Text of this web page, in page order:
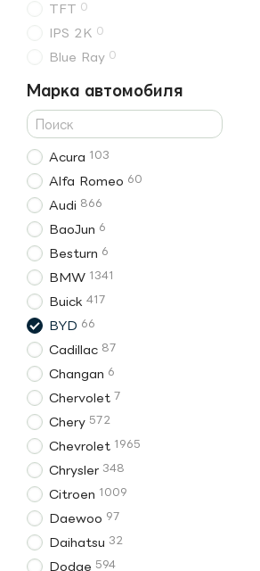
TFT 0
IPS 2K 0
Blue Ray 0
Марка автомобиля
Acura 103
Alfa Romeo 60
Audi 866
BaoJun 6
Besturn 6
BMW 1341
Buick 417
BYD 66
Cadillac 87
Changan 6
Chervolet 7
Chery 572
Chevrolet 1965
Chrysler 348
Citroen 1009
Daewoo 97
Daihatsu 32
Dodge 594